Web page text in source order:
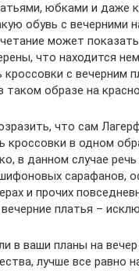
юбками и даже
обувь с вечерними
может
что находится
с вечерним
таком образе на
что сам
кроссовки в одном
в данном случае
сарафанов,
и прочих
платья –
в ваши планы на
лучше все равно